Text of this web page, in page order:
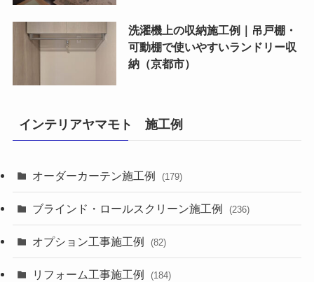
洗濯機上の収納施工例｜吊戸棚・
可動棚で使いやすいランドリー収
納（京都市）
インテリアヤマモト 施工例
オーダーカーテン施工例 (179)
ブラインド・ロールスクリーン施工例 (236)
オプション工事施工例 (82)
リフォーム工事施工例 (184)